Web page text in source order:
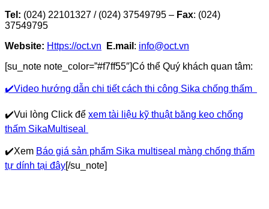
Tel: (024) 22101327 / (024) 37549795 – Fax: (024)
37549795
Website: Https://oct.vn E.mail : info@oct.vn
[su_note note_color=”#f7ff55″]Có thể Quý khách quan tâm:
✔️Video hướng dẫn chi tiết cách thi công Sika chống thấm
✔️Vui lòng Click để xem tài liệu kỹ thuật băng keo chống
thấm SikaMultiseal
✔️Xem Báo giá sản phẩm Sika multiseal màng chống thấm
tự dính tại đây[/su_note]